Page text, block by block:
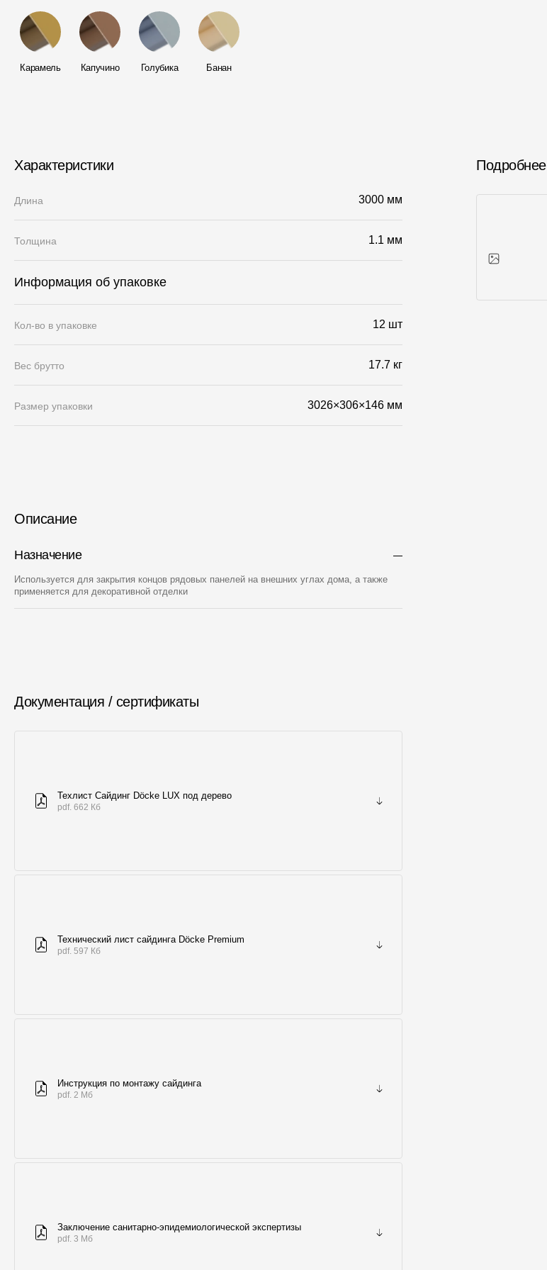
Карамель Капучино Голубика Банан
Характеристики
Длина 3000 мм
Толщина 1.1 мм
Информация об упаковке
Кол-во в упаковке 12 шт
Вес брутто 17.7 кг
Размер упаковки 3026×306×146 мм
Описание
Назначение
Используется для закрытия концов рядовых панелей на внешних углах дома, а также
применяется для декоративной отделки
Документация / сертификаты
Техлист Сайдинг Döcke LUX под дерево
pdf. 662 Кб
Технический лист сайдинга Döcke Premium
pdf. 597 Кб
Инструкция по монтажу сайдинга
pdf. 2 Мб
Заключение санитарно-эпидемиологической экспертизы
pdf. 3 Мб
Подробнее